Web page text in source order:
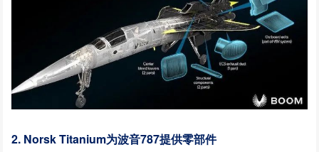
2. Norsk Titanium为波音787提供零部件